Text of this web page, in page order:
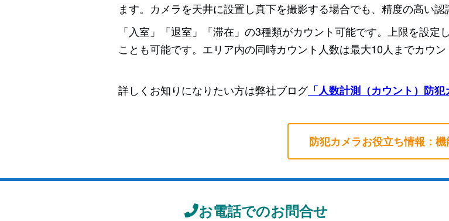
ます。カメラを天井に設置し真下を撮影する場合でも、精度の高い認
「入室」「退室」「滞在」の3種類がカウント可能です。上限を設
ことも可能です。エリア内の同時カウント人数は最大10人までカウ
詳しくお知りになりたい方は弊社ブログ「人数計測（カウント）防犯
防犯カメラお役立ち情報：
お電話でのお問合せ